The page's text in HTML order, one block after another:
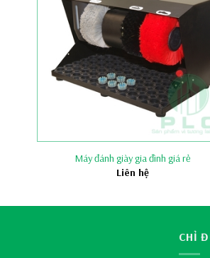
Máy đánh giày gia đình giá rẻ
Liên hệ
CHỈ